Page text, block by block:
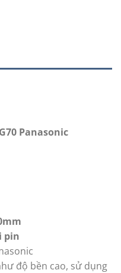
Panasonic
pin
độ bền cao, sử dụng